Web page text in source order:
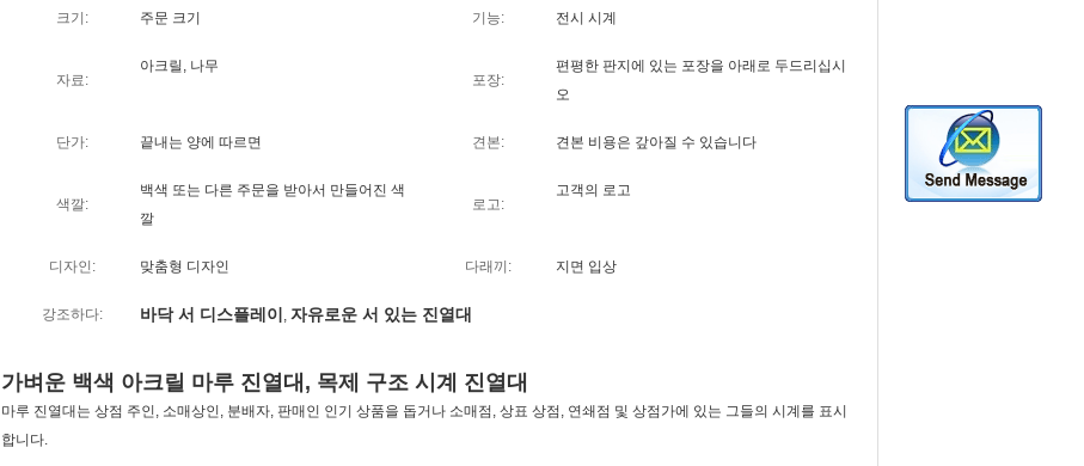
크기: 주문 크기 기능: 전시 시계
자료:
아크릴, 나무
포장:
편평한 판지에 있는 포장을 아래로 두드리십시
오
단가: 끝내는 양에 따르면 견본: 견본 비용은 갚아질 수 있습니다
색깔:
백색 또는 다른 주문을 받아서 만들어진 색
깔
로고:
고객의 로고
디자인: 맞춤형 디자인 다래끼: 지면 입상
강조하다: 바닥 서 디스플레이 , 자유로운 서 있는 진열대
가벼운 백색 아크릴 마루 진열대, 목제 구조 시계 진열대
마루 진열대는 상점 주인, 소매상인, 분배자, 판매인 인기 상품을 돕거나 소매점, 상표 상점, 연쇄점 및 상점가에 있는 그들의 시계를 표시
합니다.